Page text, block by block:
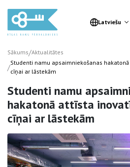
Latviešu
Sākums/Aktualitātes
/Studenti namu apsaimniekošanas
cīņai ar lāstekām
Studenti namu
hakatonā attīsta
cīņai ar lāstekām